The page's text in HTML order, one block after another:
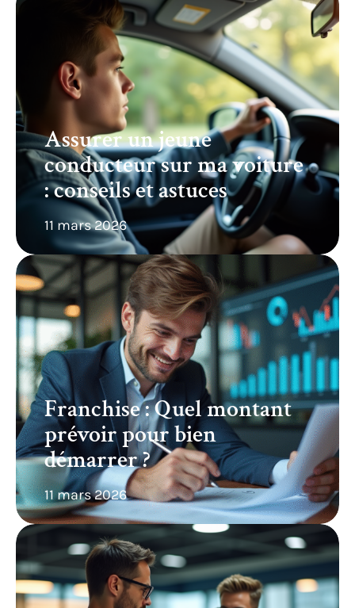
Assurer un jeune
conducteur sur ma voiture
: conseils et astuces
11 mars 2026
Franchise : Quel montant
prévoir pour bien
démarrer ?
11 mars 2026